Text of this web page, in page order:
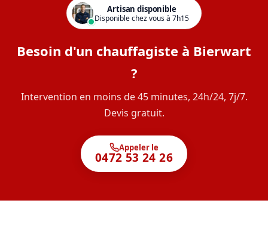
Artisan disponible
Disponible chez vous à 7h15
Besoin d'un chauffagiste à Bierwart
?
Intervention en moins de 45 minutes, 24h/24, 7j/7.
Devis gratuit.
Appeler le
0472 53 24 26